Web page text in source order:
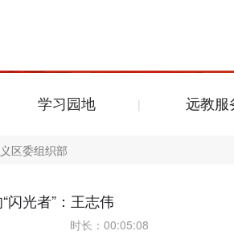
学习园地 远教服
区委组织部
闪光者”：王志伟
时长： 00:05:08